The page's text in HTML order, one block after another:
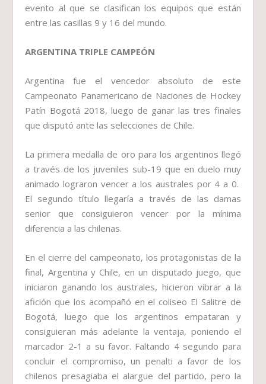
evento al que se clasifican los equipos que están
entre las casillas 9 y 16 del mundo.
ARGENTINA TRIPLE CAMPEÓN
Argentina fue el vencedor absoluto de este
Campeonato Panamericano de Naciones de Hockey
Patín Bogotá 2018, luego de ganar las tres finales
que disputó ante las selecciones de Chile.
La primera medalla de oro para los argentinos llegó
a través de los juveniles sub-19 que en duelo muy
animado lograron vencer a los australes por 4 a 0.
El segundo título llegaría a través de las damas
senior que consiguieron vencer por la mínima
diferencia a las chilenas.
En el cierre del campeonato, los protagonistas de la
final, Argentina y Chile, en un disputado juego, que
iniciaron ganando los australes, hicieron vibrar a la
afición que los acompañó en el coliseo El Salitre de
Bogotá, luego que los argentinos empataran y
consiguieran más adelante la ventaja, poniendo el
marcador 2-1 a su favor. Faltando 4 segundo para
concluir el compromiso, un penalti a favor de los
chilenos presagiaba el alargue del partido, pero la